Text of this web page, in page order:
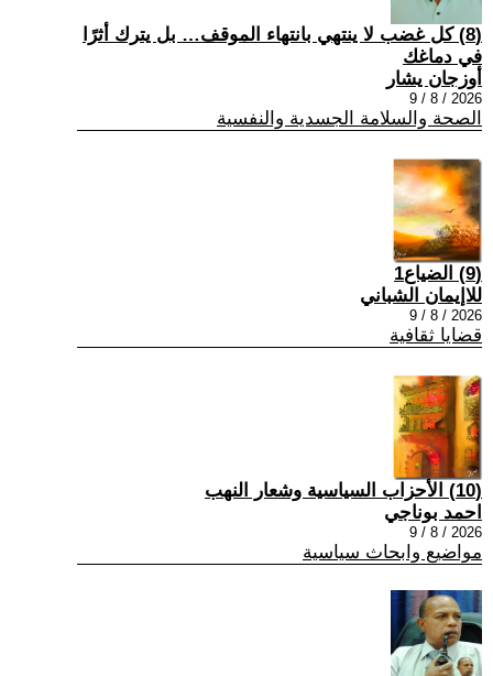
(8) كل غضب لا ينتهي بانتهاء الموقف… بل يترك أثرًا
في دماغك
أوزجان يشار
2026 / 8 / 9
الصحة والسلامة الجسدية والنفسية
(9) الضياع1
للاإيمان الشباني
2026 / 8 / 9
قضايا ثقافية
(10) الأحزاب السياسية وشعار النهب
احمد بوناجي
2026 / 8 / 9
مواضيع وابحاث سياسية